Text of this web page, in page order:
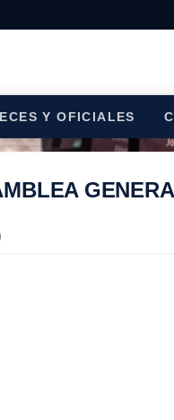
Y OFICIALES